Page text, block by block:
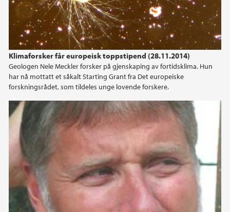
Klimaforsker får europeisk toppstipend (28.11.2014)
Geologen Nele Meckler forsker på gjenskaping av fortidsklima. Hun
har nå mottatt et såkalt Starting Grant fra Det europeiske
forskningsrådet, som tildeles unge lovende forskere.
2023
2022
2021
2019
2018
2017